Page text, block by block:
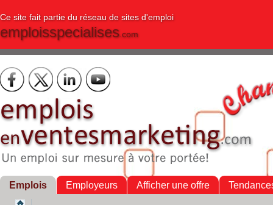
Ce site fait partie du réseau de sites d'emploi
emploisspecialises.com
Emplois Employeurs Afficher une offre